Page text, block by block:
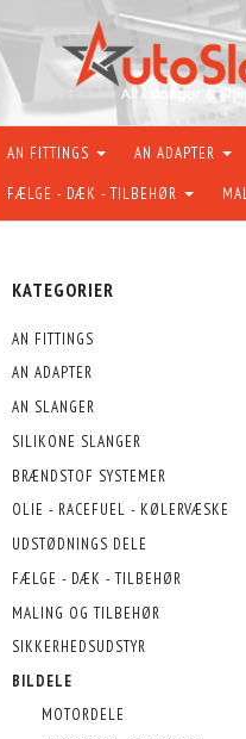
AN FITTINGS AN ADAPTER
FÆLGE - DÆK - TILBEHØR
KATEGORIER
AN FITTINGS
AN ADAPTER
AN SLANGER
SILIKONE SLANGER
BRÆNDSTOF SYSTEMER
OLIE - RACEFUEL - KØLERVÆSKE
UDSTØDNINGS DELE
FÆLGE - DÆK - TILBEHØR
MALING OG TILBEHØR
SIKKERHEDSUDSTYR
BILDELE
MOTORDELE